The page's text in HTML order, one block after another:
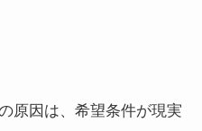
原因は、希望条件が現実